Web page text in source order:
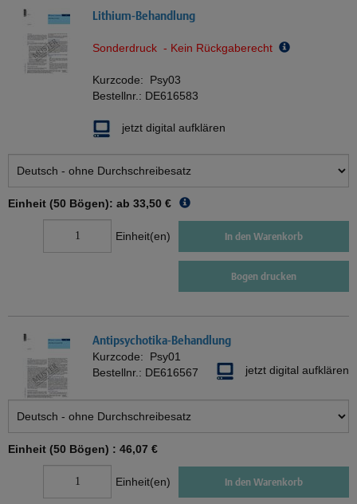
Lithium-Behandlung
Sonderdruck - Kein Rückgaberecht
Kurzcode: Psy03
Bestellnr.: DE616583
jetzt digital aufklären
Einheit (50 Bögen): ab 33,50 €
Einheit(en) In den Warenkorb
Bogen drucken
Antipsychotika-Behandlung
Kurzcode: Psy01
Bestellnr.: DE616567 jetzt digital aufklären
Einheit (50 Bögen) : 46,07 €
Einheit(en) In den Warenkorb